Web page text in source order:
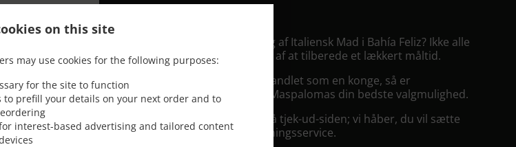
on this site
may use cookies for the following purposes:
for the site to function
to prefill your details on your next order and to
interest-based advertising and tailored content
Leder du efter Udbringning af Italiensk Mad i Bahía Feliz? Ikke alle
har tid til eller kan finde ud af at tilberede et lækkert måltid.
Når du ønsker at blive behandlet som en konge, så er
madudbringning fra Time Maspalomas din bedste valgmulighed.
Bare vælg "Udbringning" på tjek-ud-siden; vi håber, du vil sætte
pris på vores madudbringningsservice.